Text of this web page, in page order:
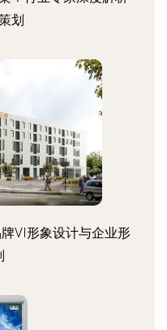
划
VI形象设计与企业形